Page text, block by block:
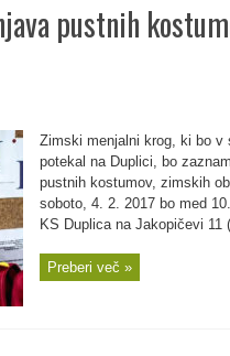
pustnih
Zimski menjalni krog, ki bo v
potekal na Duplici, bo
pustnih kostumov, zimskih
soboto, 4. 2. 2017 bo med
KS Duplica na Jakopičevi 11
Preberi več »